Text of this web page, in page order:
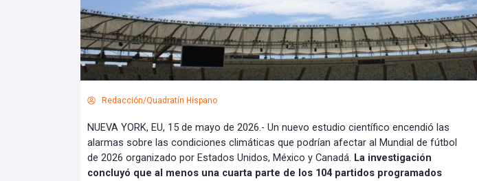
Redacción/Quadratín Hispano
NUEVA YORK, EU, 15 de mayo de 2026.- Un nuevo estudio científico encendió las
alarmas sobre las condiciones climáticas que podrían afectar al Mundial de fútbol
de 2026 organizado por Estados Unidos, México y Canadá. La investigación
concluyó que al menos una cuarta parte de los 104 partidos programados